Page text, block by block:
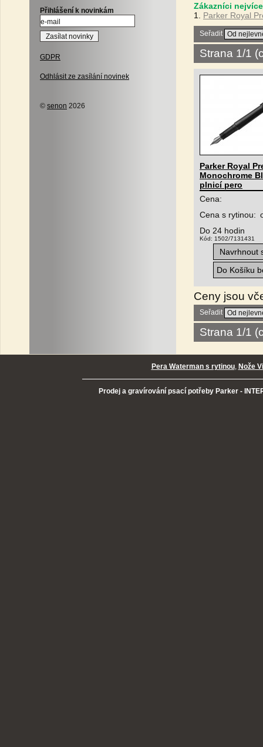
Přihlášení k novinkám
GDPR
Odhlásit ze zasílání novinek
© senon 2026
Zákazníci
1. Parker Royal
Seřadit
Strana 1/1
Parker Royal
Monochrome
plnicí pero
Cena:
Cena s rytinou:
Do 24 hodin
Kód: 1502/7131431
Navrhnout
Do Košíku
Ceny jsou
Seřadit
Strana 1/1
Pera Waterman s rytinou, Nože
Prodej a gravírování psací potřeby Parker -